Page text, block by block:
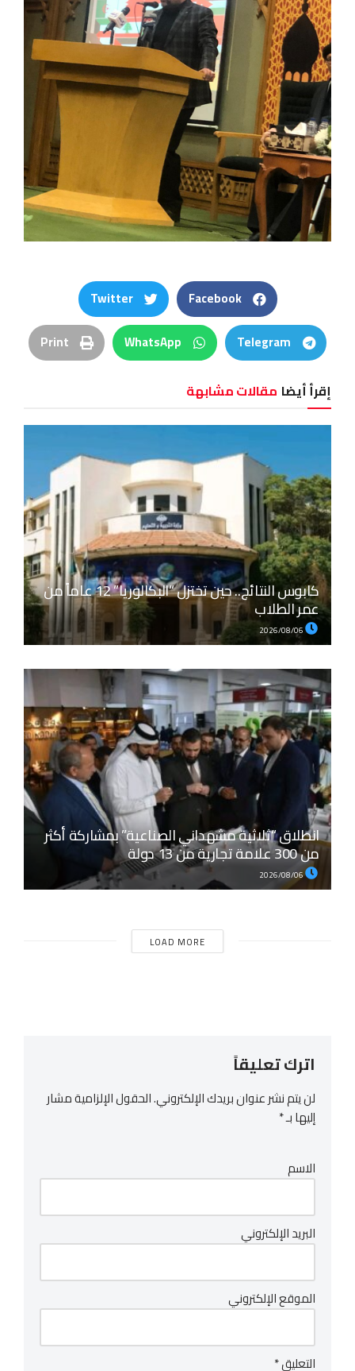
Facebook
Twitter
Telegram
WhatsApp
Print
إقرأ أيضا مقالات مشابهة
كابوس النتائج.. حين تختزل “البكالوريا” 12 عاماً من
عمر الطلاب
انطلاق “ثلاثية مشهداني الصناعية” بمشاركة أكثر
من 300 علامة تجارية من 13 دولة
2026/08/06
LOAD MORE
اترك تعليقاً
لن يتم نشر عنوان بريدك الإلكتروني.الحقول الإلزامية مشار
إليها بـ*
الاسم
البريد الإلكتروني
الموقع الإلكتروني
التعليق*